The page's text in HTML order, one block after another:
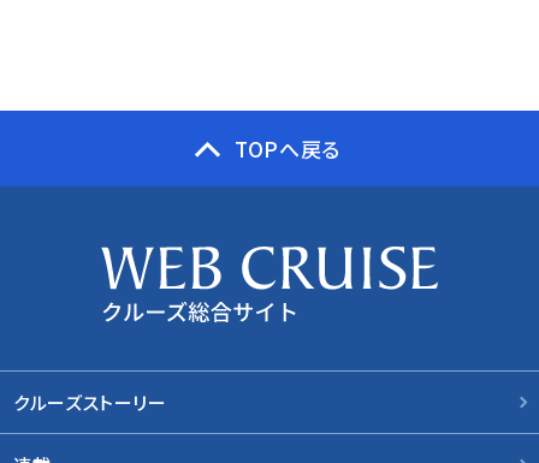
TOPへ戻る
クルーズストーリー